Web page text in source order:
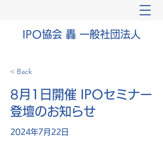
IPO協会 轟 一般社団法人
< Back
8月1日開催 IPOセミナー
登壇のお知らせ
2024年7月22日